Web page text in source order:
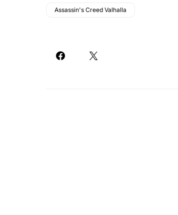
Assassin's Creed Valhalla